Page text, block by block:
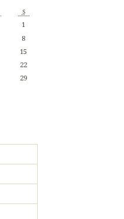
S
1
8
15
22
29